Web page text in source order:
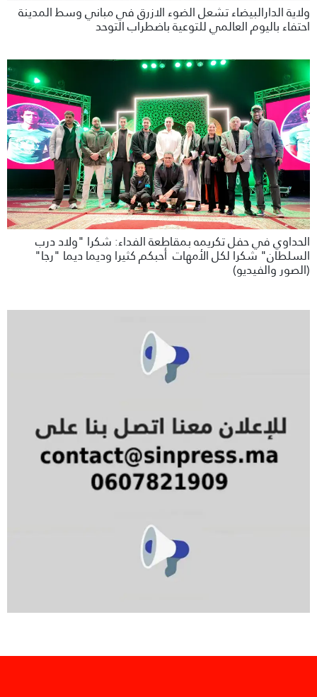
ولاية الدارالبيضاء تشعل الضوء الازرق في مباني وسط المدينة
احتفاء باليوم العالمي للتوعية باضطراب التوحد
الحداوي في حفل تكريمه بمقاطعة الفداء: شكرا "ولاد درب
السلطان" شكرا لكل الأمهات أحبكم كثيرا وديما ديما "رجا"
(الصور والفيديو)